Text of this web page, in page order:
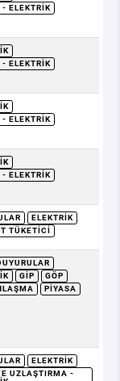
ELEKTRIK
ELEKTRIK
ELEKTRIK
ELEKTRIK
ELEKTRIK
TÜKETICI
GİP
GÖP
PIYASA
ELEKTRIK
UZLAŞTIRMA -